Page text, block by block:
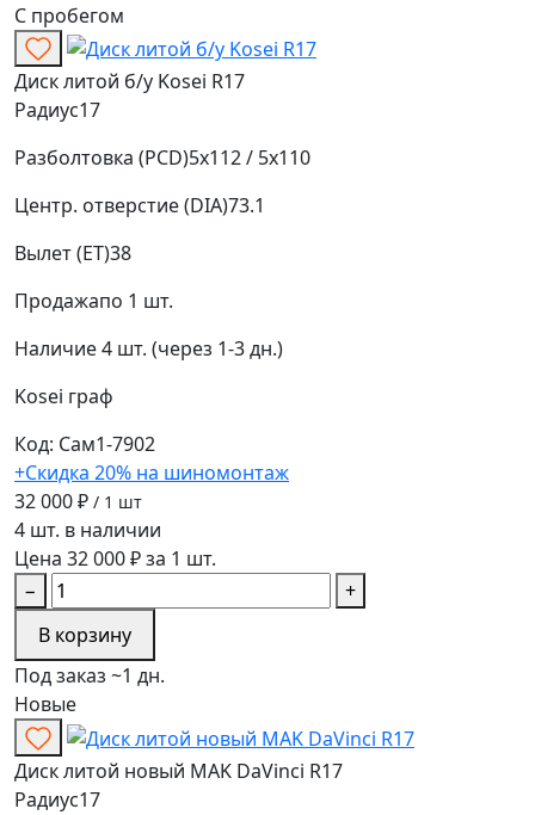
С пробегом
Диск литой б/у Kosei R17
Радиус17
Разболтовка (PCD)5x112 / 5x110
Центр. отверстие (DIA)73.1
Вылет (ET)38
Продажапо 1 шт.
Наличие4 шт. (через 1-3 дн.)
Kosei граф
Код: Сам1-7902
+Скидка 20% на шиномонтаж
32 000 ₽ / 1 шт
4 шт. в наличии
Цена 32 000 ₽ за 1 шт.
−
+
В корзину
Под заказ ~1 дн.
Новые
Диск литой новый MAK DaVinci R17
Радиус17